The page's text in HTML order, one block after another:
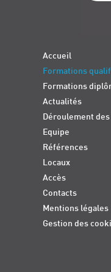
Accueil
Formations
Formations
Actualités
Déroulement
Equipe
Références
Locaux
Accès
Contacts
Mentions légales
Gestion des